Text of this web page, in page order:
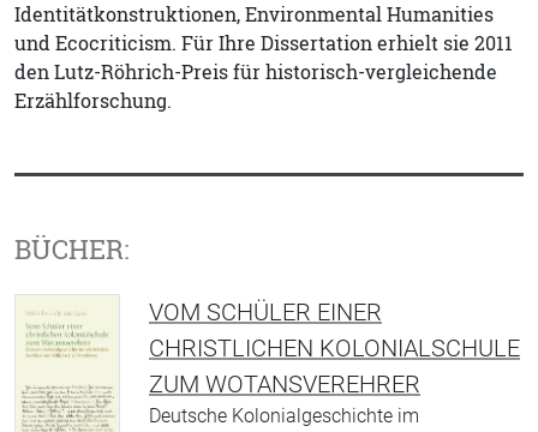
Identitätkonstruktionen, Environmental Humanities
und Ecocriticism. Für Ihre Dissertation erhielt sie 2011
den Lutz-Röhrich-Preis für historisch-vergleichende
Erzählforschung.
BÜCHER:
VOM SCHÜLER EINER
CHRISTLICHEN KOLONIALSCHULE
ZUM WOTANSVEREHRER
Deutsche Kolonialgeschichte im